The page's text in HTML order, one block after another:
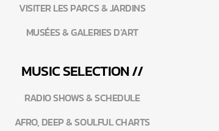
VISITER LES PARCS & JARDINS
MUSÉES & GALERIES D’ART
MUSIC SELECTION //
RADIO SHOWS & SCHEDULE
AFRO, DEEP & SOULFUL CHARTS